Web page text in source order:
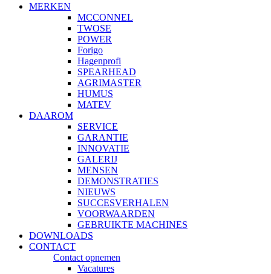
MERKEN
MCCONNEL
TWOSE
POWER
Forigo
Hagenprofi
SPEARHEAD
AGRIMASTER
HUMUS
MATEV
DAAROM
SERVICE
GARANTIE
INNOVATIE
GALERIJ
MENSEN
DEMONSTRATIES
NIEUWS
SUCCESVERHALEN
VOORWAARDEN
GEBRUIKTE MACHINES
DOWNLOADS
CONTACT
Contact opnemen
Vacatures